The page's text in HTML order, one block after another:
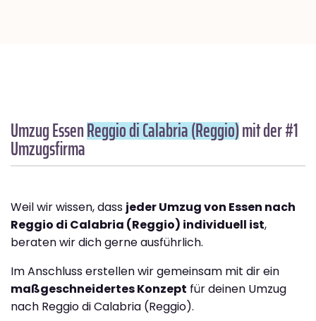
Umzug EssenReggio di Calabria (Reggio)mit der #1
Umzugsfirma
Weil wir wissen, dass jeder Umzug von Essen nach
Reggio di Calabria (Reggio) individuell ist,
beraten wir dich gerne ausführlich.
Im Anschluss erstellen wir gemeinsam mit dir ein
maßgeschneidertes Konzept für deinen Umzug
nach Reggio di Calabria (Reggio).